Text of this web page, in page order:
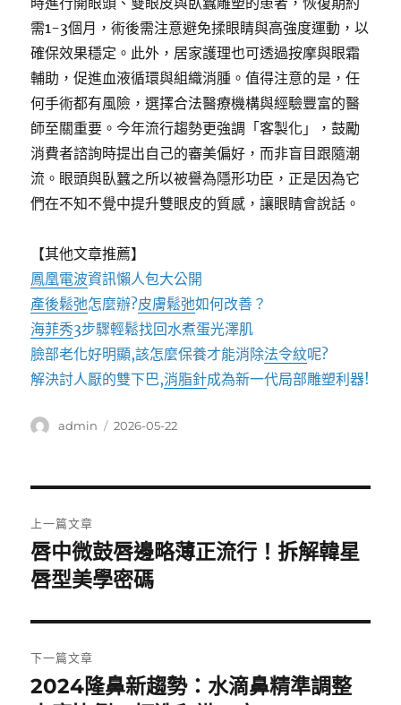
需1-3個月，術後需注意避免揉眼睛與高強度運動，以
確保效果穩定。此外，居家護理也可透過按摩與眼霜
輔助，促進血液循環與組織消腫。值得注意的是，任
何手術都有風險，選擇合法醫療機構與經驗豐富的醫
師至關重要。今年流行趨勢更強調「客製化」，鼓勵
消費者諮詢時提出自己的審美偏好，而非盲目跟隨潮
流。眼頭與臥蠶之所以被譽為隱形功臣，正是因為它
們在不知不覺中提升雙眼皮的質感，讓眼睛會說話。
【其他文章推薦】
鳳凰電波資訊懶人包大公開
產後鬆弛怎麼辦?皮膚鬆弛如何改善？
海菲秀3步驟輕鬆找回水煮蛋光澤肌
臉部老化好明顯,該怎麼保養才能消除法令紋呢?
解決討人厭的雙下巴,消脂針成為新一代局部雕塑利器!
作
admin
發
2026-05-22
章
導
覽
上一篇文章
上
一
文
章:
唇中微鼓唇邊略薄正流行！拆解韓星
唇型美學密碼
下一篇文章
下
2024隆鼻新趨勢：水滴鼻精準調整